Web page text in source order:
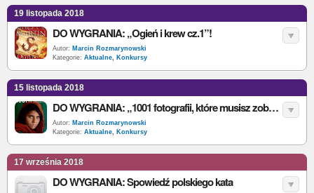
19 listopada 2018
DO WYGRANIA: „Ogień i krew cz.1”!
Autor: Marcin Rozmarynowski
Kategorie: Aktualne, Konkursy
15 listopada 2018
DO WYGRANIA: „1001 fotografii, które musisz zobaczyć”!
Autor: Marcin Rozmarynowski
Kategorie: Aktualne, Konkursy
17 września 2018
DO WYGRANIA: Spowiedź polskiego kata